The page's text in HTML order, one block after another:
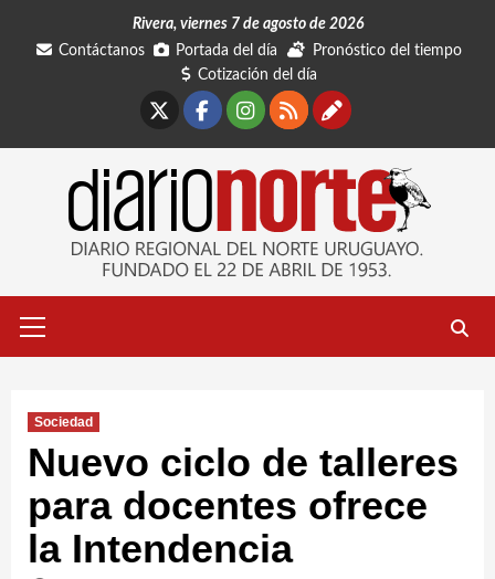
Rivera, viernes 7 de agosto de 2026
Contáctanos
Portada del día
Pronóstico del tiempo
Cotización del día
Facebook
Instagram
RSSContáctanos
primario
Sociedad
Nuevo ciclo de talleres
para docentes ofrece
la Intendencia